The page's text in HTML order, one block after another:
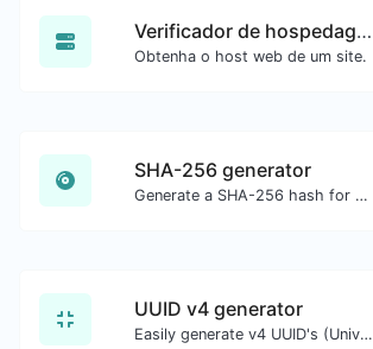
Verificador de hospedagem do site
Obtenha o host web de um site.
SHA-256 generator
Generate a SHA-256 hash for any string input.
UUID v4 generator
Easily generate v4 UUID's (Universally unique identifier) with the help of our tool.